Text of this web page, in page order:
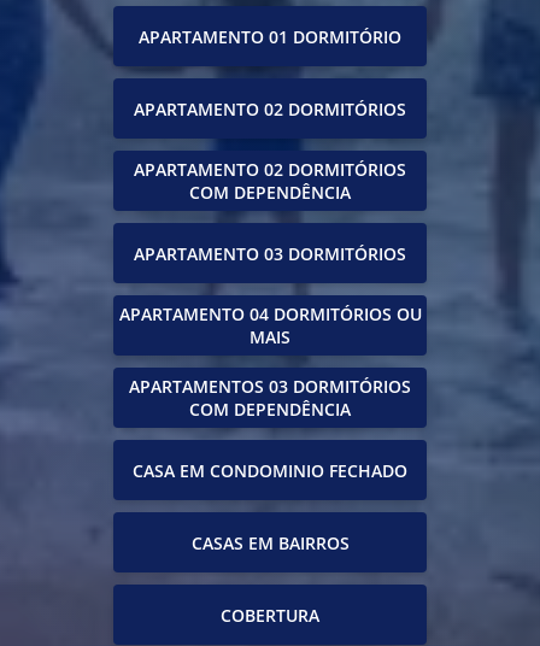
APARTAMENTO 01 DORMITÓRIO
APARTAMENTO 02 DORMITÓRIOS
APARTAMENTO 02 DORMITÓRIOS
COM DEPENDÊNCIA
APARTAMENTO 03 DORMITÓRIOS
APARTAMENTO 04 DORMITÓRIOS OU
MAIS
APARTAMENTOS 03 DORMITÓRIOS
COM DEPENDÊNCIA
CASA EM CONDOMINIO FECHADO
CASAS EM BAIRROS
COBERTURA